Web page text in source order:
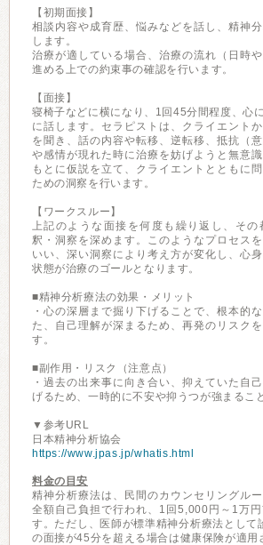
【初期面接】
相談内容や成育歴、悩みなどを話し、精神
します。
治療が適している場合、治療の流れ（日時
進める上での約束事の確認を行います。
【面接】
寝椅子などに横になり、1回45分間程度、心
に話します。セラピストは、クライエント
を聞き、話の内容や転移、逆転移、抵抗（
や感情が現れた時に治療を妨げようと無意
もとに仮説を立て、クライエントとともに
ための洞察を行います。
【ワークスルー】
上記のような面接を何度も繰り返し、その
釈・洞察を深めます。このようなプロセス
いい、深い洞察により考え方が変化し、心
状態が治療のゴールとなります。
■精神分析療法の効果・メリット
・心の深層まで掘り下げることで、根本的
た、自己理解が深まるため、再発のリスク
す。
■副作用・リスク（注意点）
・過去の出来事に向き合い、抑えていた自
げるため、一時的に不安や抑うつが強まるこ
▼参考URL
日本精神分析協会
https://www.jpas.jp/whatis.html
料金の目安
精神分析療法は、民間のカウンセリングルー
全額自己負担で行われ、1回5,000円～1万円
す。ただし、医師が標準精神分析療法として
の面接が45分を超える場合は健康保険が適用